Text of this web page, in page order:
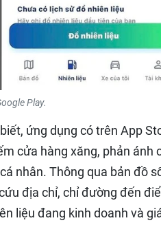
Play.
ứng dụng có trên App
cửa hàng xăng, phản ánh
nhân. Thông qua bản đồ
địa chỉ, chỉ đường đến
liệu đang kinh doanh và